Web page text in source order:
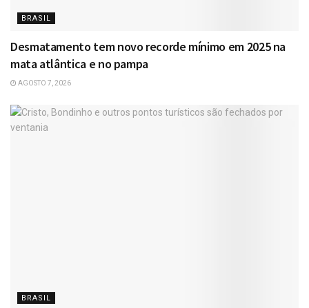
BRASIL
Desmatamento tem novo recorde mínimo em 2025 na
mata atlântica e no pampa
AGOSTO 7, 2026
BRASIL